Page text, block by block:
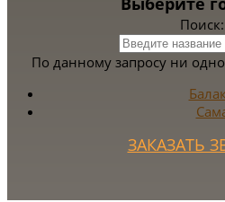
Поиск:
По данному запросу ни
ЗАКАЗАТЬ